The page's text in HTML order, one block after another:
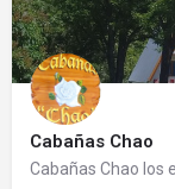
Cabañas Chao